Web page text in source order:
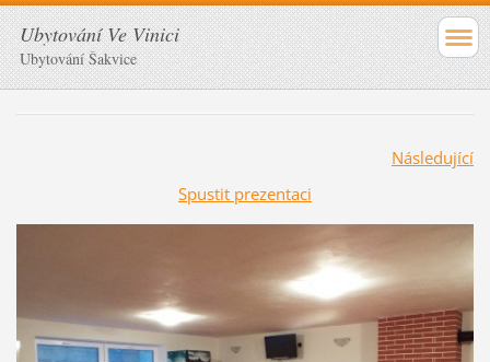
Ubytování Ve Vinici
Ubytování Šakvice
Následující
Spustit prezentaci